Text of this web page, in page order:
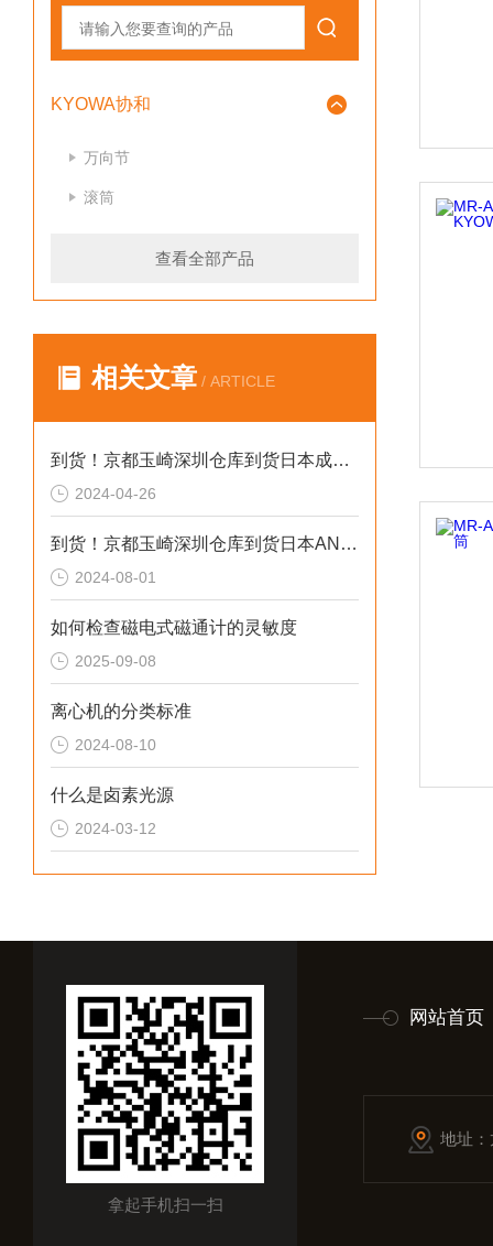
KYOWA协和
万向节
滚筒
查看全部产品
相关文章 / ARTICLE
到货！京都玉崎深圳仓库到货日本成茂拉针仪PC-100
2024-04-26
到货！京都玉崎深圳仓库到货日本AND电子秤GX-4002A
2024-08-01
如何检查磁电式磁通计的灵敏度
2025-09-08
离心机的分类标准
2024-08-10
什么是卤素光源
2024-03-12
拿起手机扫一扫
网站首页
地址